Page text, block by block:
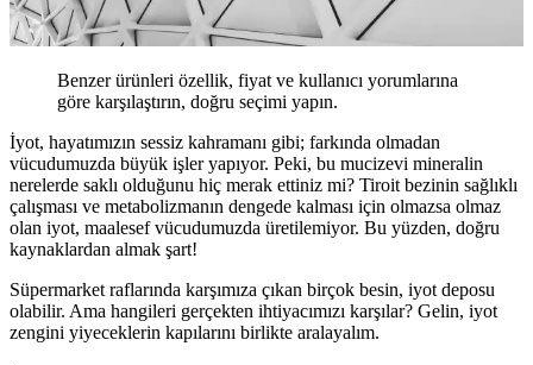
Benzer ürünleri özellik, fiyat ve kullanıcı yorumlarına
göre karşılaştırın, doğru seçimi yapın.
İyot, hayatımızın sessiz kahramanı gibi; farkında olmadan
vücudumuzda büyük işler yapıyor. Peki, bu mucizevi mineralin
nerelerde saklı olduğunu hiç merak ettiniz mi? Tiroit bezinin sağlıklı
çalışması ve metabolizmanın dengede kalması için olmazsa olmaz
olan iyot, maalesef vücudumuzda üretilemiyor. Bu yüzden, doğru
kaynaklardan almak şart!
Süpermarket raflarında karşımıza çıkan birçok besin, iyot deposu
olabilir. Ama hangileri gerçekten ihtiyacımızı karşılar? Gelin, iyot
zengini yiyeceklerin kapılarını birlikte aralayalım.